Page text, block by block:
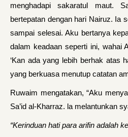
menghadapi sakaratul maut.
bertepatan dengan hari Nairuz. Ia
sampai selesai. Aku bertanya
dalam keadaan seperti ini, wahai
‘Kan ada yang lebih berhak atas
yang berkuasa menutup catatan
Ruwaim mengatakan, “Aku
Sa’id al-Kharraz. la melantunkan
“Kerinduan hati para arifin adalah